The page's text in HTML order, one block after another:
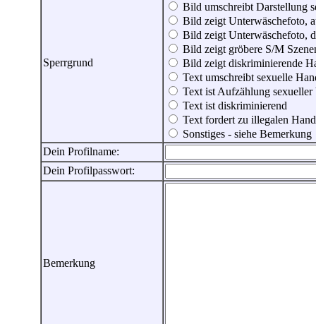
Sperrgrund
Bild umschreibt Darstellung
Bild zeigt Unterwäschefoto,
Bild zeigt Unterwäschefoto,
Bild zeigt gröbere S/M
Bild zeigt diskriminierende
Text umschreibt sexuelle
Text ist Aufzählung sexueller
Text ist diskriminierend
Text fordert zu illegalen
Sonstiges - siehe Bemerkung
Dein Profilname:
Dein Profilpasswort:
Bemerkung